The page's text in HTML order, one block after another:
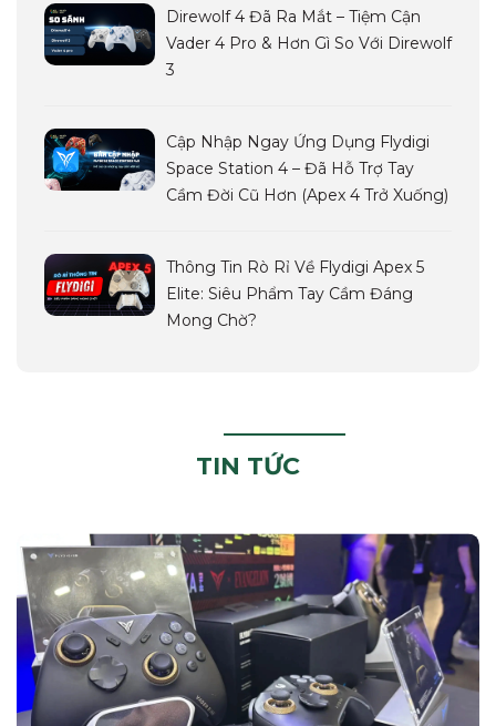
Direwolf 4 Đã Ra Mắt – Tiệm Cận
Vader 4 Pro & Hơn Gì So Với Direwolf
3
Cập Nhập Ngay Ứng Dụng Flydigi
Space Station 4 – Đã Hỗ Trợ Tay
Cầm Đời Cũ Hơn (Apex 4 Trở Xuống)
Thông Tin Rò Rỉ Về Flydigi Apex 5
Elite: Siêu Phẩm Tay Cầm Đáng
Mong Chờ?
TIN TỨC